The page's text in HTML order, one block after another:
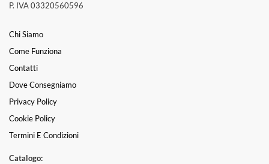
P. IVA 03320560596
Chi Siamo
Come Funziona
Contatti
Dove Consegniamo
Privacy Policy
Cookie Policy
Termini E Condizioni
Catalogo: